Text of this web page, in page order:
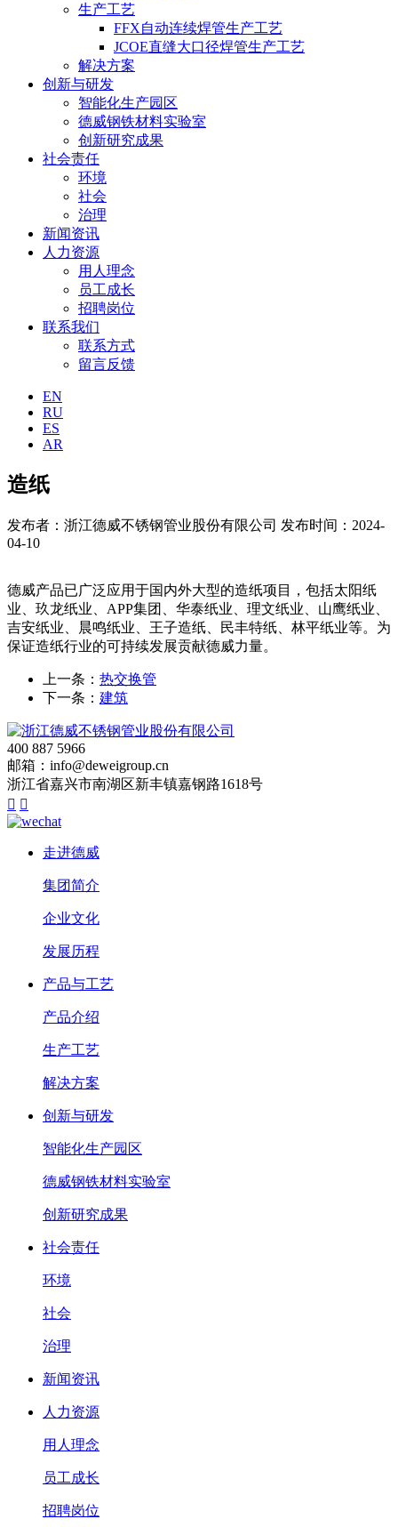
生产工艺
FFX自动连续焊管生产工艺
JCOE直缝大口径焊管生产工艺
解决方案
创新与研发
智能化生产园区
德威钢铁材料实验室
创新研究成果
社会责任
环境
社会
治理
新闻资讯
人力资源
用人理念
员工成长
招聘岗位
联系我们
联系方式
留言反馈
EN
RU
ES
AR
造纸
发布者：浙江德威不锈钢管业股份有限公司 发布时间：2024-
04-10
德威产品已广泛应用于国内外大型的造纸项目，包括太阳纸
业、玖龙纸业、APP集团、华泰纸业、理文纸业、山鹰纸业、
吉安纸业、晨鸣纸业、王子造纸、民丰特纸、林平纸业等。为
保证造纸行业的可持续发展贡献德威力量。
上一条： 热交换管
下一条： 建筑
400 887 5966
邮箱：info@deweigroup.cn
浙江省嘉兴市南湖区新丰镇嘉钢路1618号
 
走进德威
集团简介
企业文化
发展历程
产品与工艺
产品介绍
生产工艺
解决方案
创新与研发
智能化生产园区
德威钢铁材料实验室
创新研究成果
社会责任
环境
社会
治理
新闻资讯
人力资源
用人理念
员工成长
招聘岗位